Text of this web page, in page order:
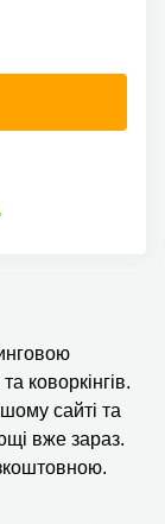
коворкінгів.
сайті та
вже зараз.